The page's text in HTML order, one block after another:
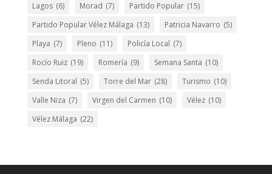
Lagos (6) Morad (7) Partido Popular (15)
Partido Popular Vélez Málaga (13) Patricia Navarro (5)
Playa (7) Pleno (11) Policía Local (7)
Rocío Ruiz (19) Romería (9) Semana Santa (10)
Senda Litoral (5) Torre del Mar (28) Turismo (10)
Valle Niza (7) Virgen del Carmen (10) Vélez (10)
Vélez Málaga (22)